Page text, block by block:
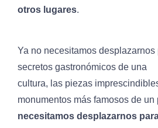
otros lugares.
Ya no necesitamos
secretos gastronómicos de una
cultura, las piezas
monumentos más famosos de un
necesitamos desplazarnos